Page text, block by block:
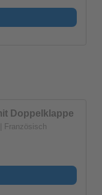
Doppelklappe
Französisch